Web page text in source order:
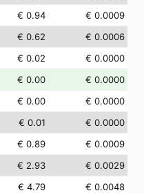
€ 0.94
€ 0.0009
€ 0.62
€ 0.0006
€ 0.02
€ 0.0000
€ 0.00
€ 0.0000
€ 0.00
€ 0.0000
€ 0.01
€ 0.0000
€ 0.89
€ 0.0009
€ 2.93
€ 0.0029
€ 4.79
€ 0.0048